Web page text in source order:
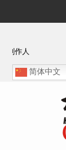
简体中文